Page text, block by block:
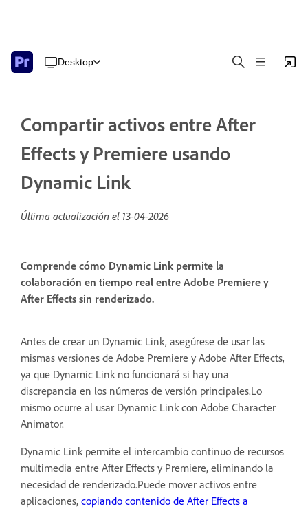
Desktop
Compartir activos entre After
Effects y Premiere usando
Dynamic Link
Última actualización el 13-04-2026
Comprende cómo Dynamic Link permite la
colaboración en tiempo real entre Adobe Premiere y
After Effects sin renderizado.
Antes de crear un Dynamic Link, asegúrese de usar las
mismas versiones de Adobe Premiere y Adobe After Effects,
ya que Dynamic Link no funcionará si hay una
discrepancia en los números de versión principales.Lo
mismo ocurre al usar Dynamic Link con Adobe Character
Animator.
Dynamic Link permite el intercambio continuo de recursos
multimedia entre After Effects y Premiere, eliminando la
necesidad de renderizado.Puede mover activos entre
aplicaciones, copiando contenido de After Effects a